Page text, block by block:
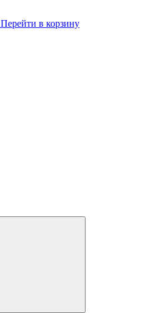
Перейти в корзину